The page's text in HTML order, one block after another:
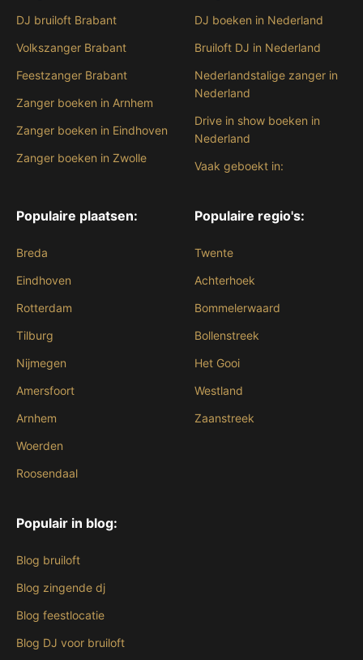
DJ bruiloft Brabant
Volkszanger Brabant
Feestzanger Brabant
Zanger boeken in Arnhem
Zanger boeken in Eindhoven
Zanger boeken in Zwolle
DJ boeken in Nederland
Bruiloft DJ in Nederland
Nederlandstalige zanger in
Nederland
Drive in show boeken in
Nederland
Vaak geboekt in:
Populaire plaatsen:
Breda
Eindhoven
Rotterdam
Tilburg
Nijmegen
Amersfoort
Arnhem
Woerden
Roosendaal
Populaire regio's:
Twente
Achterhoek
Bommelerwaard
Bollenstreek
Het Gooi
Westland
Zaanstreek
Populair in blog:
Blog bruiloft
Blog zingende dj
Blog feestlocatie
Blog DJ voor bruiloft